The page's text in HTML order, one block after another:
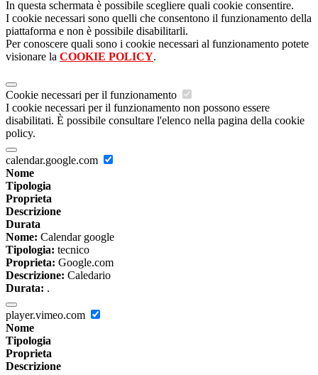
In questa schermata è possibile scegliere quali cookie consentire.
I cookie necessari sono quelli che consentono il funzionamento della
piattaforma e non è possibile disabilitarli.
Per conoscere quali sono i cookie necessari al funzionamento potete
visionare la COOKIE POLICY.
Cookie necessari per il funzionamento
I cookie necessari per il funzionamento non possono essere
disabilitati. È possibile consultare l'elenco nella pagina della cookie
policy.
calendar.google.com
Nome
Tipologia
Proprieta
Descrizione
Durata
Nome: Calendar google
Tipologia: tecnico
Proprieta: Google.com
Descrizione: Caledario
Durata: .
player.vimeo.com
Nome
Tipologia
Proprieta
Descrizione